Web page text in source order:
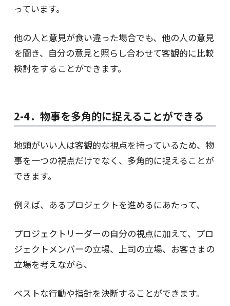
っています。
他の人と意見が食い違った場合でも、他の人の意見
を聞き、自分の意見と照らし合わせて客観的に比較
検討をすることができます。
2-4．物事を多角的に捉えることができる
地頭がいい人は客観的な視点を持っているため、物
事を一つの視点だけでなく、多角的に捉えることが
できます。
例えば、あるプロジェクトを進めるにあたって、
プロジェクトリーダーの自分の視点に加えて、プロ
ジェクトメンバーの立場、上司の立場、お客さまの
立場を考えながら、
ベストな行動や指針を決断することができます。